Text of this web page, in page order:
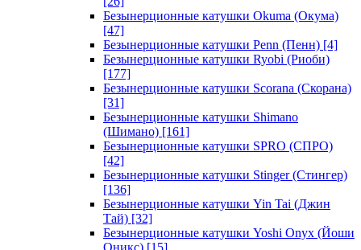
Безынерционные катушки Okuma (Окума)
[47]
Безынерционные катушки Penn (Пенн) [4]
Безынерционные катушки Ryobi (Риоби)
[177]
Безынерционные катушки Scorana (Скорана)
[31]
Безынерционные катушки Shimano
(Шимано) [161]
Безынерционные катушки SPRO (СПРО)
[42]
Безынерционные катушки Stinger (Стингер)
[136]
Безынерционные катушки Yin Tai (Джин
Тай) [32]
Безынерционные катушки Yoshi Onyx (Йоши